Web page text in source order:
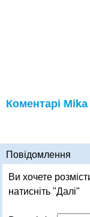
Коментарі Mika
Повідомлення
Ви хочете
натисніть "Далі"